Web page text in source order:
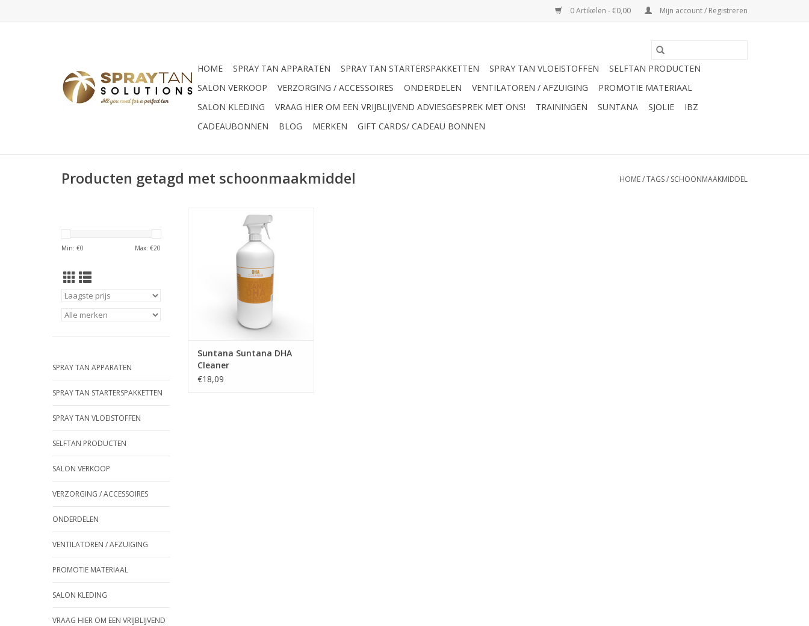
0 Artikelen - €0,00 Mijn account / Registreren
HOME SPRAY TAN APPARATEN SPRAY TAN STARTERSPAKKETTEN SPRAY TAN VLOEISTOFFEN
SELFTAN PRODUCTEN
SALON VERKOOP
VERZORGING / ACCESSOIRES ONDERDELEN VENTILATOREN / AFZUIGING
PROMOTIE MATERIAAL
SALON KLEDING
VRAAG HIER OM EEN VRIJBLIJVEND ADVIESGESPREK MET ONS! TRAININGEN SUNTANA SJOLIE
IBZ
CADEAUBONNEN
BLOG MERKEN GIFT CARDS/ CADEAU BONNEN
Producten getagd met schoonmaakmiddel HOME/TAGS/ SCHOONMAAKMIDDEL
Min: €0 Max: €20
SPRAY TAN APPARATEN
SPRAY TAN STARTERSPAKKETTEN
SPRAY TAN VLOEISTOFFEN
SELFTAN PRODUCTEN
SALON VERKOOP
VERZORGING / ACCESSOIRES
ONDERDELEN
VENTILATOREN / AFZUIGING
PROMOTIE MATERIAAL
SALON KLEDING
VRAAG HIER OM EEN VRIJBLIJVEND
Suntana Suntana DHA Cleaner
TOEVOEGEN AAN WINKELWAGEN
Suntana Suntana DHA
Cleaner
€18,09